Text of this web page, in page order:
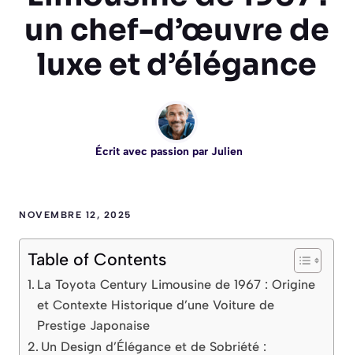
un chef-d’œuvre de
luxe et d’élégance
Écrit avec passion par Julien
NOVEMBRE 12, 2025
Table of Contents
La Toyota Century Limousine de 1967 : Origine
et Contexte Historique d’une Voiture de
Prestige Japonaise
Un Design d’Élégance et de Sobriété :